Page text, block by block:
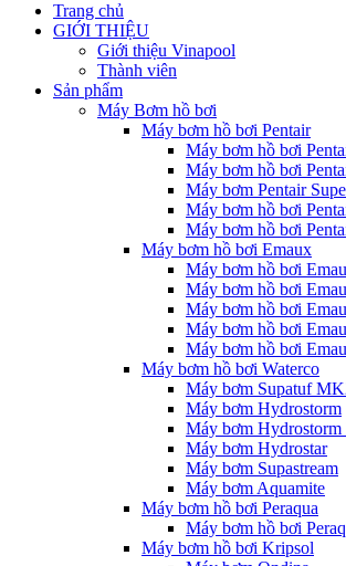
Trang chủ
GIỚI THIỆU
Giới thiệu Vinapool
Thành viên
Sản phẩm
Máy Bơm hồ bơi
Máy bơm hồ bơi Pentair
Máy bơm hồ bơi
Máy bơm hồ bơi
Máy bơm Pentair
Máy bơm hồ bơi
Máy bơm hồ bơi
Máy bơm hồ bơi Emaux
Máy bơm hồ bơi
Máy bơm hồ bơi
Máy bơm hồ bơi
Máy bơm hồ bơi
Máy bơm hồ bơi
Máy bơm hồ bơi Waterco
Máy bơm Supatuf
Máy bơm Hydrostorm
Máy bơm Hydrostorm
Máy bơm Hydrostar
Máy bơm Supastream
Máy bơm Aquamite
Máy bơm hồ bơi Peraqua
Máy bơm hồ bơi
Máy bơm hồ bơi Kripsol